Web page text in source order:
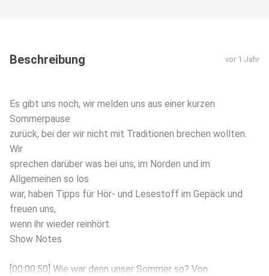
Beschreibung vor 1 Jahr
Es gibt uns noch, wir melden uns aus einer kurzen
Sommerpause
zurück, bei der wir nicht mit Traditionen brechen wollten.
Wir
sprechen darüber was bei uns, im Norden und im
Allgemeinen so los
war, haben Tipps für Hör- und Lesestoff im Gepäck und
freuen uns,
wenn ihr wieder reinhört.
Show Notes
[00:00:50] Wie war denn unser Sommer so? Von